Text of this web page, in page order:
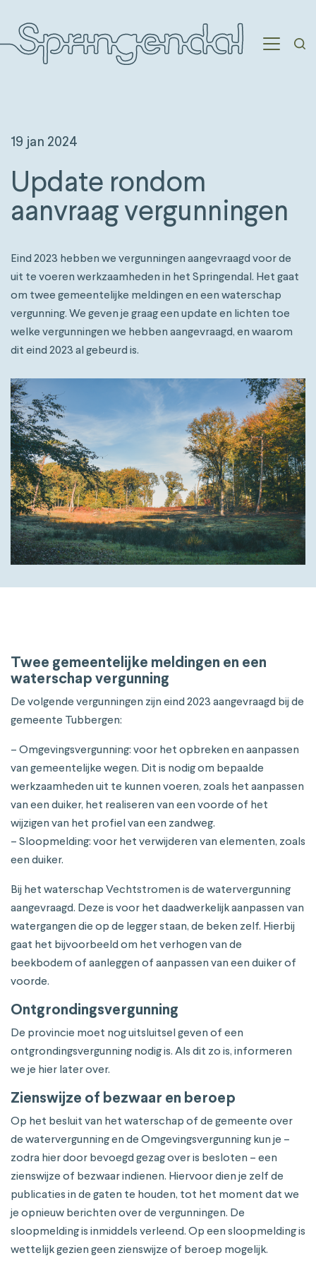
19 jan 2024
Update rondom
aanvraag vergunningen
Eind 2023 hebben we vergunningen aangevraagd voor de
uit te voeren werkzaamheden in het Springendal. Het gaat
om twee gemeentelijke meldingen en een waterschap
vergunning. We geven je graag een update en lichten toe
welke vergunningen we hebben aangevraagd, en waarom
dit eind 2023 al gebeurd is.
Twee gemeentelijke meldingen en een
waterschap vergunning
De volgende vergunningen zijn eind 2023 aangevraagd bij de
gemeente Tubbergen:
– Omgevingsvergunning: voor het opbreken en aanpassen
van gemeentelijke wegen. Dit is nodig om bepaalde
werkzaamheden uit te kunnen voeren, zoals het aanpassen
van een duiker, het realiseren van een voorde of het
wijzigen van het profiel van een zandweg.
– Sloopmelding: voor het verwijderen van elementen, zoals
een duiker.
Bij het waterschap Vechtstromen is de watervergunning
aangevraagd. Deze is voor het daadwerkelijk aanpassen van
watergangen die op de legger staan, de beken zelf. Hierbij
gaat het bijvoorbeeld om het verhogen van de
beekbodem of aanleggen of aanpassen van een duiker of
voorde.
Ontgrondingsvergunning
De provincie moet nog uitsluitsel geven of een
ontgrondingsvergunning nodig is. Als dit zo is, informeren
we je hier later over.
Zienswijze of bezwaar en beroep
Op het besluit van het waterschap of de gemeente over
de watervergunning en de Omgevingsvergunning kun je –
zodra hier door bevoegd gezag over is besloten – een
zienswijze of bezwaar indienen. Hiervoor dien je zelf de
publicaties in de gaten te houden, tot het moment dat we
je opnieuw berichten over de vergunningen. De
sloopmelding is inmiddels verleend. Op een sloopmelding is
wettelijk gezien geen zienswijze of beroep mogelijk.